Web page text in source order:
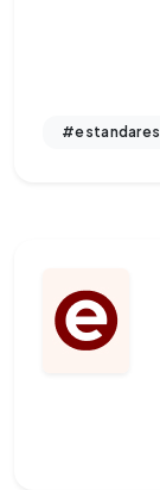
#estandares